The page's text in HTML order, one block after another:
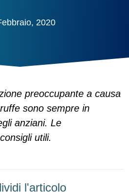
2020
preoccupante a causa
sono sempre in
anziani. Le
utili.
l'articolo